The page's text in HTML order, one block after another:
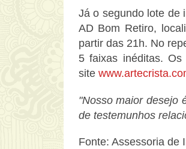
Já o segundo lote de
AD Bom Retiro,
partir das 21h. No
5 faixas inéditas.
site
"Nosso maior desejo
de testemunhos
Fonte: Assessoria de